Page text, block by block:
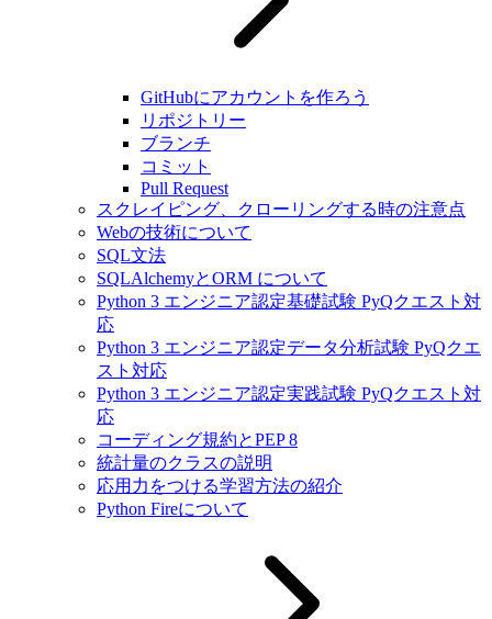
GitHubにアカウントを作ろう
リポジトリー
ブランチ
コミット
Pull Request
スクレイピング、クローリングする時の注意点
Webの技術について
SQL文法
SQLAlchemyとORM について
Python 3 エンジニア認定基礎試験 PyQクエスト対
応
Python 3 エンジニア認定データ分析試験 PyQクエ
スト対応
Python 3 エンジニア認定実践試験 PyQクエスト対
応
コーディング規約とPEP 8
統計量のクラスの説明
応用力をつける学習方法の紹介
Python Fireについて